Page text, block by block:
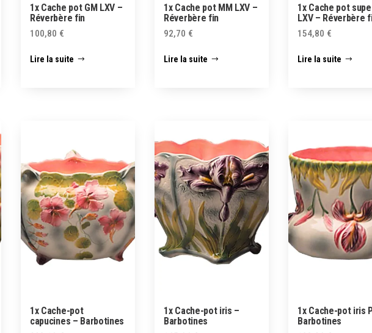
1x Cache pot GM LXV –
Réverbère fin
100,80 €
Lire la suite
1x Cache pot MM LXV –
Réverbère fin
92,70 €
Lire la suite
1x Cache pot
LXV – Réverbère
154,80 €
Lire la suite
1x Cache-pot
capucines – Barbotines
1x Cache-pot iris –
Barbotines
1x Cache-pot iris
Barbotines